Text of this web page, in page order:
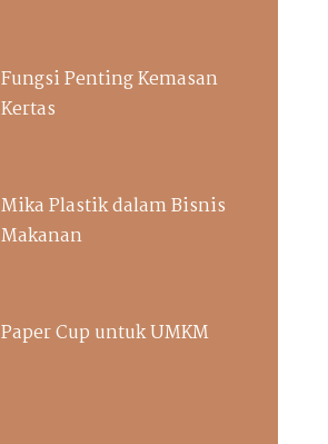
Fungsi Penting Kemasan
Kertas
Mika Plastik dalam Bisnis
Makanan
Paper Cup untuk UMKM